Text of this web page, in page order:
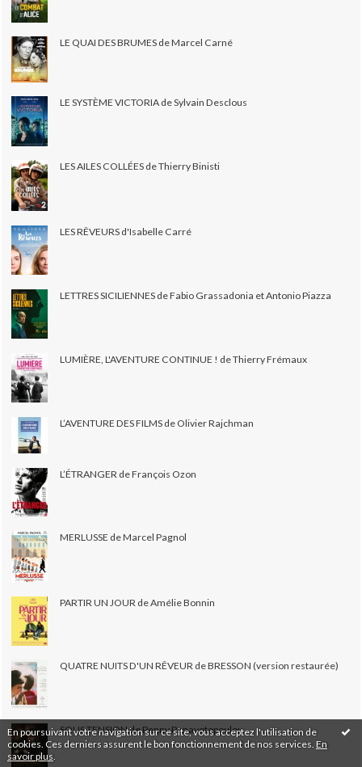
En poursuivant votre navigation sur ce site, vous acceptez l'utilisation de
cookies. Ces derniers assurent le bon fonctionnement de nos services. En
savoir plus
LE QUAI DES BRUMES de Marcel Carné
LE SYSTÈME VICTORIA de Sylvain Desclous
LES AILES COLLÉES de Thierry Binisti
LES RÊVEURS d'Isabelle Carré
LETTRES SICILIENNES de Fabio Grassadonia et Antonio Piazza
LUMIÈRE, L'AVENTURE CONTINUE ! de Thierry Frémaux
L’AVENTURE DES FILMS de Olivier Rajchman
L’ÉTRANGER de François Ozon
MERLUSSE de Marcel Pagnol
PARTIR UN JOUR de Amélie Bonnin
QUATRE NUITS D'UN RÊVEUR de BRESSON (version restaurée)
SOUS TENSION de Penny Panayotopoulou